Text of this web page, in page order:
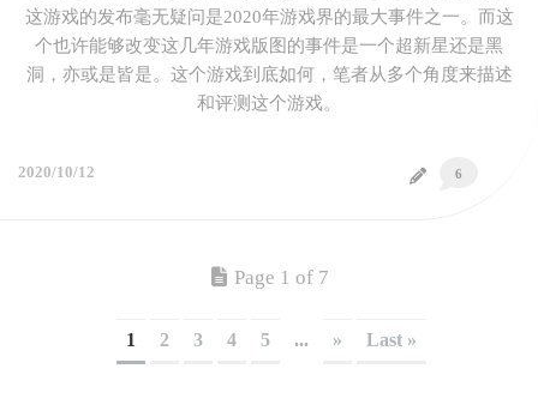
这游戏的发布毫无疑问是2020年游戏界的最大事件之一。而这
个也许能够改变这几年游戏版图的事件是一个超新星还是黑
洞，亦或是皆是。这个游戏到底如何，笔者从多个角度来描述
和评测这个游戏。
6
2020/10/12
Page 1 of 7
1 2 3 4 5 ... » Last »